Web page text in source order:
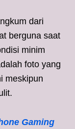
dari
berguna saat
minim
foto yang
meskipun
Gaming